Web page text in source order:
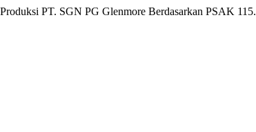
PT. SGN PG Glenmore Berdasarkan PSAK 115.